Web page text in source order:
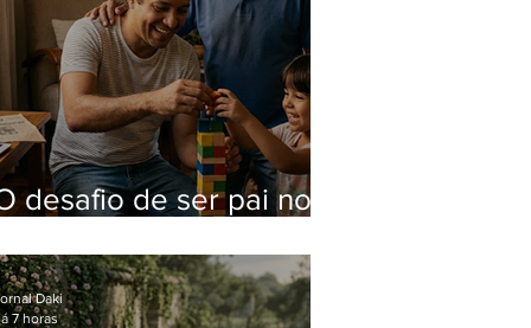
desafio de ser pai no
Daki
7 horas